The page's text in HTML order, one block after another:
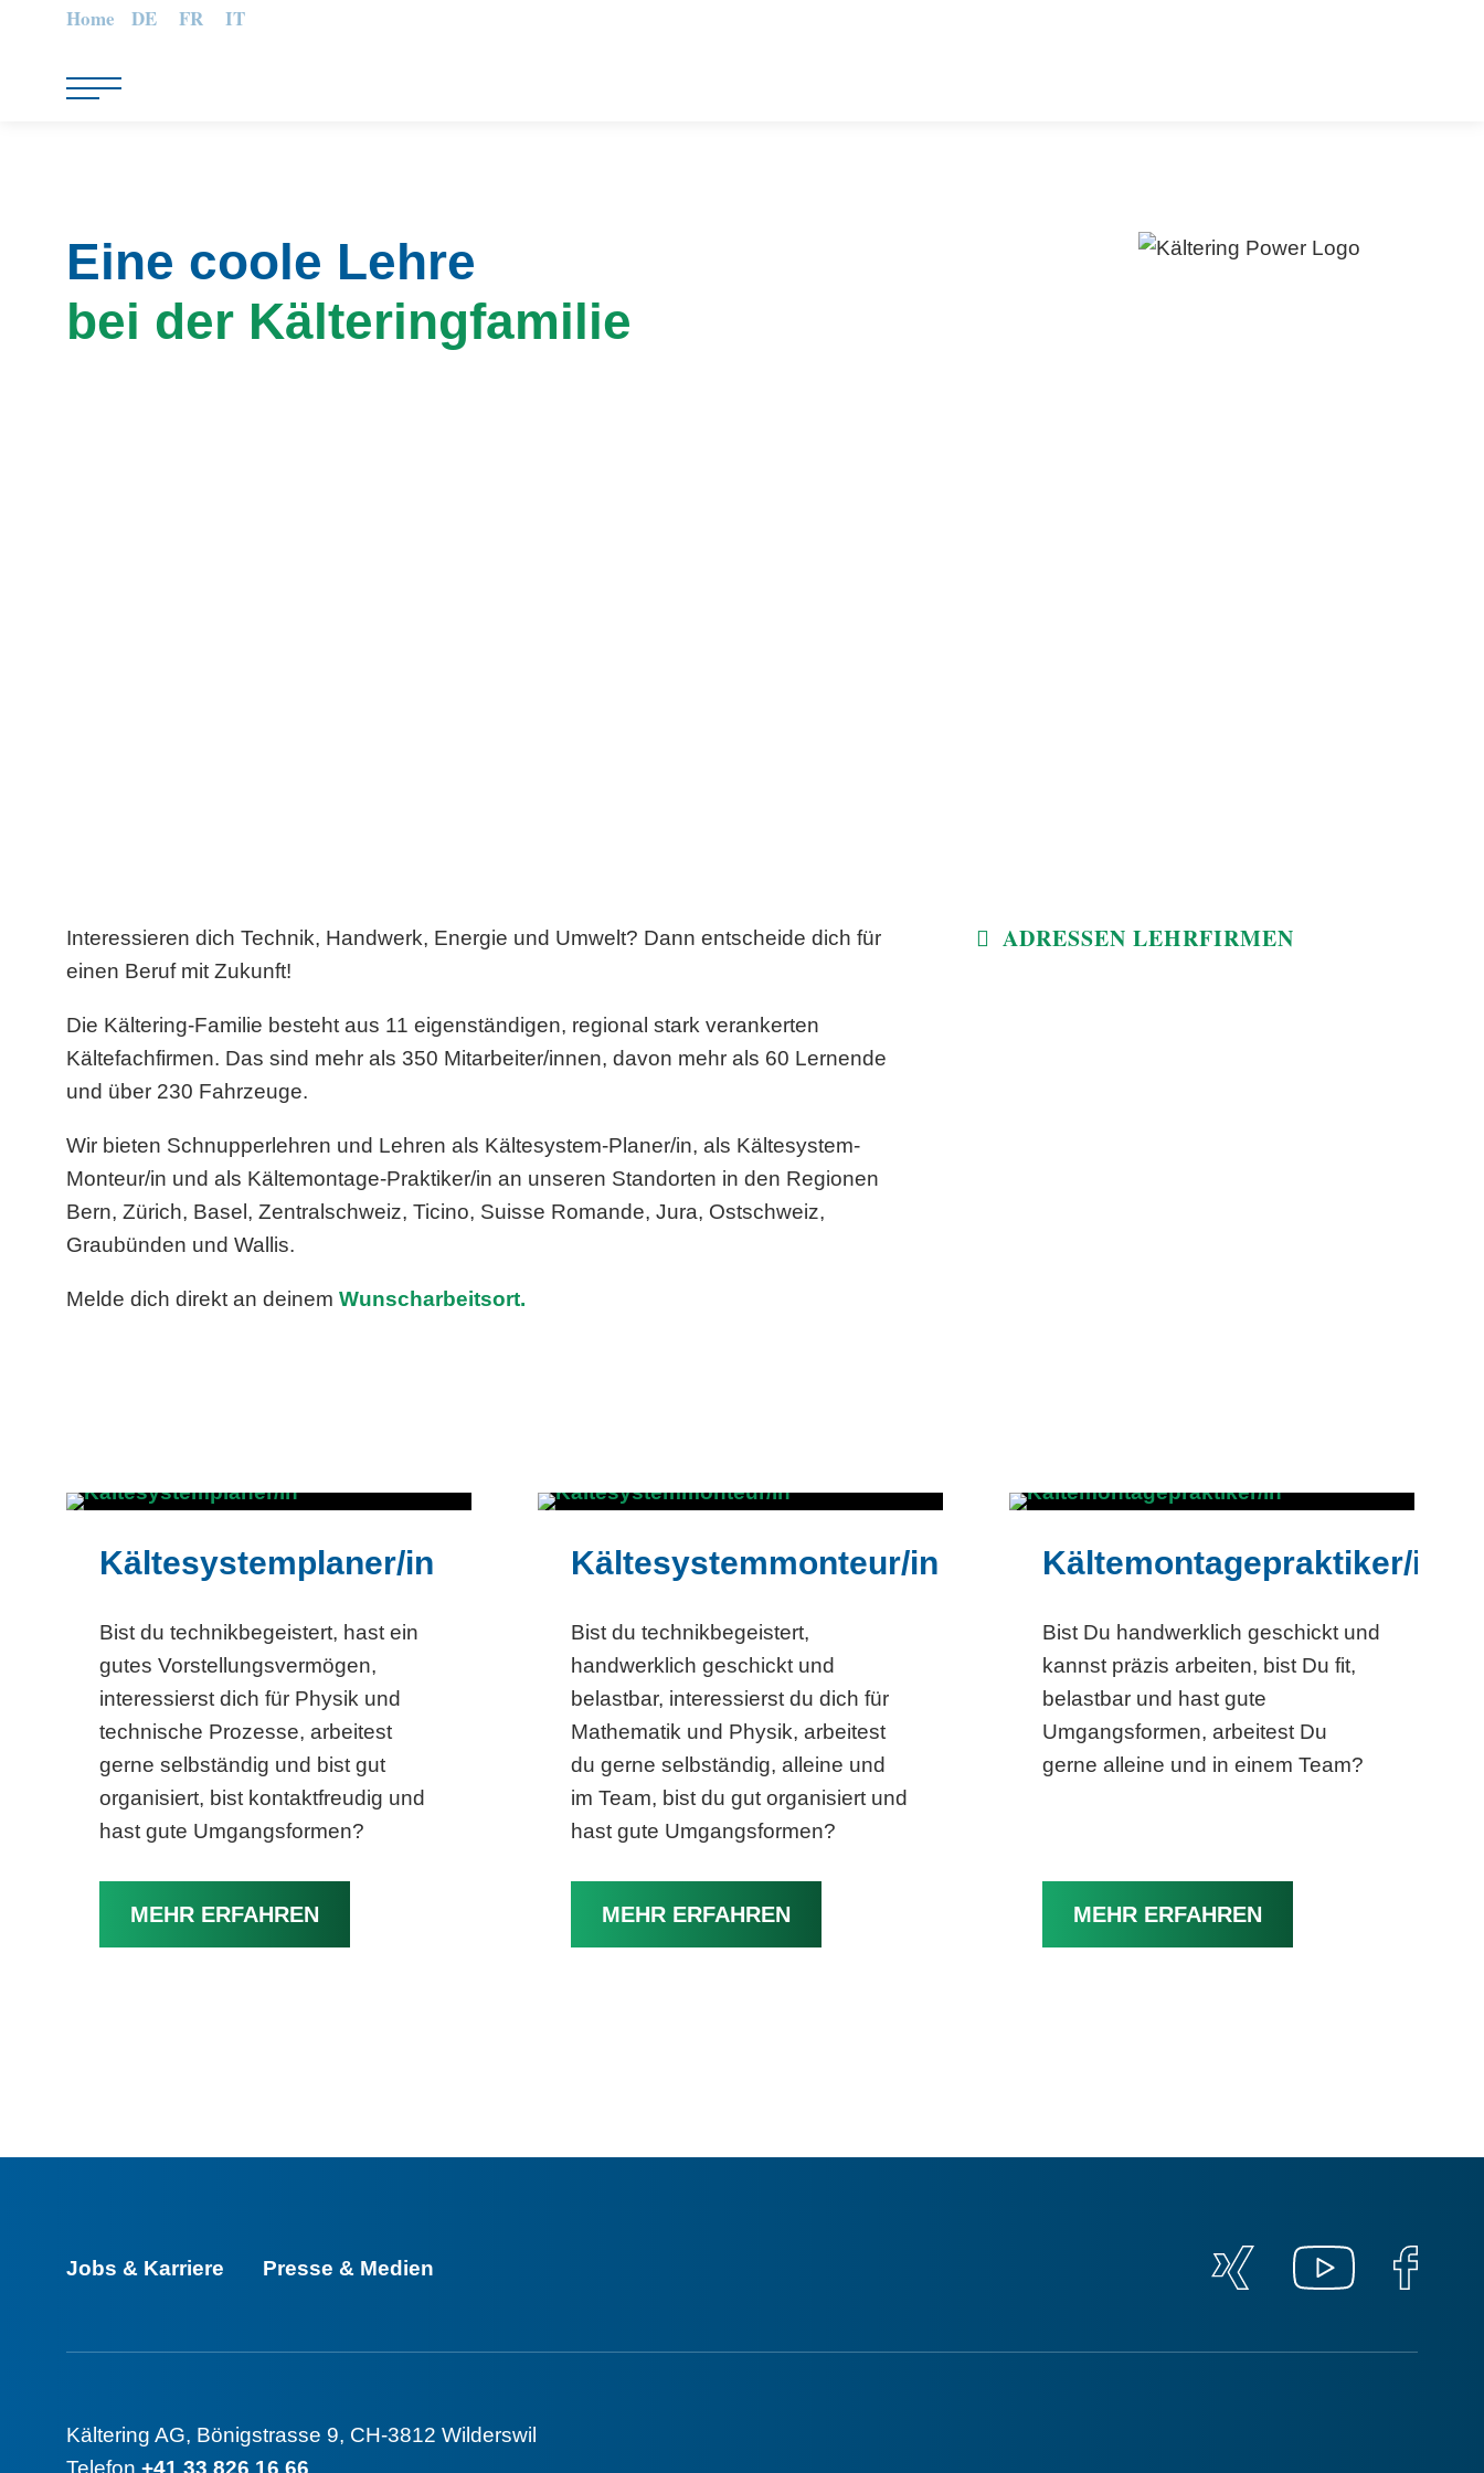
Home DE FR IT
Eine coole Lehre
bei der Kälteringfamilie
Interessieren dich Technik, Handwerk, Energie und Umwelt? Dann entscheide dich für
einen Beruf mit Zukunft!
Die Kältering-Familie besteht aus 11 eigenständigen, regional stark verankerten
Kältefachfirmen. Das sind mehr als 350 Mitarbeiter/innen, davon mehr als 60 Lernende
und über 230 Fahrzeuge.
Wir bieten Schnupperlehren und Lehren als Kältesystem-Planer/in, als Kältesystem-
Monteur/in und als Kältemontage-Praktiker/in an unseren Standorten in den Regionen
Bern, Zürich, Basel, Zentralschweiz, Ticino, Suisse Romande, Jura, Ostschweiz,
Graubünden und Wallis.
Melde dich direkt an deinem Wunscharbeitsort.
ADRESSEN LEHRFIRMEN
Kältesystemplaner/in
Bist du technikbegeistert, hast ein
gutes Vorstellungsvermögen,
interessierst dich für Physik und
technische Prozesse, arbeitest
gerne selbständig und bist gut
organisiert, bist kontaktfreudig und
hast gute Umgangsformen?
MEHR ERFAHREN
Kältesystemmonteur/in
Bist du technikbegeistert,
handwerklich geschickt und
belastbar, interessierst du dich für
Mathematik und Physik, arbeitest
du gerne selbständig, alleine und
im Team, bist du gut organisiert und
hast gute Umgangsformen?
MEHR ERFAHREN
Kältemontagepraktiker/in
Bist Du handwerklich geschickt und
kannst präzis arbeiten, bist Du fit,
belastbar und hast gute
Umgangsformen, arbeitest Du
gerne alleine und in einem Team?
MEHR ERFAHREN
Jobs & Karriere Presse & Medien
Kältering AG, Bönigstrasse 9, CH-3812 Wilderswil
Telefon +41 33 826 16 66